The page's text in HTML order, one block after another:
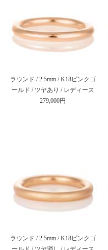
ラウンド / 2.5mm / K18ピンクゴ
ールド / ツヤあり / レディース
279,000円
ラウンド / 2.5mm / K18ピンクゴ